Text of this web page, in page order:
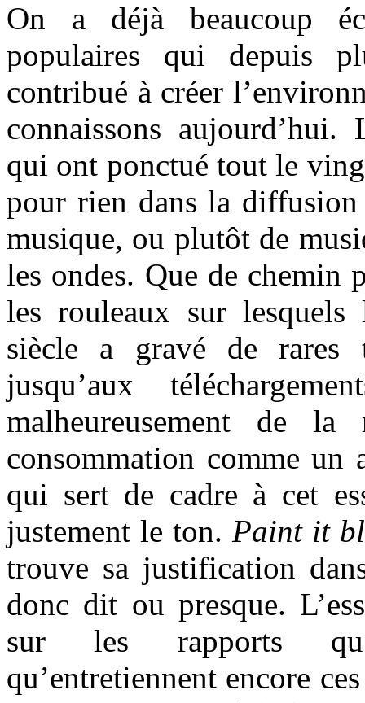
On a déjà beaucoup
populaires qui depuis
contribué à créer
connaissons aujourd’hui.
qui ont ponctué tout le
pour rien dans la diffusion
musique, ou plutôt de
les ondes. Que de chemin
les rouleaux sur
siècle a gravé de rares
jusqu’aux
malheureusement de
consommation comme un
qui sert de cadre à cet
justement le ton. Paint it
trouve sa justification
donc dit ou presque.
sur les rapports
qu’entretiennent encore